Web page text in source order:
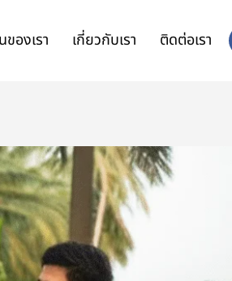
องเรา เกี่ยวกับเรา ติดต่อเรา